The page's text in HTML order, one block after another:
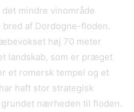
mindre vinområde
af Dordogne-floden.
høj 70 meter
landskab, som er præget
et romersk tempel og et
haft stor strategisk
nærheden til floden.